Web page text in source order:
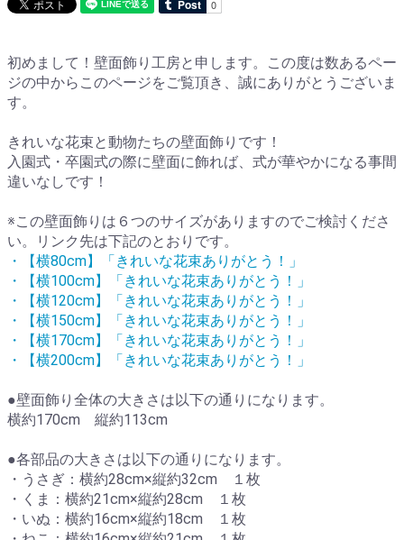
初めまして！壁面飾り工房と申します。この度は数あるペー
ジの中からこのページをご覧頂き、誠にありがとうございま
す。
きれいな花束と動物たちの壁面飾りです！
入園式・卒園式の際に壁面に飾れば、式が華やかになる事間
違いなしです！
※この壁面飾りは６つのサイズがありますのでご検討くださ
い。リンク先は下記のとおりです。
・【横80cm】「きれいな花束ありがとう！」
・【横100cm】「きれいな花束ありがとう！」
・【横120cm】「きれいな花束ありがとう！」
・【横150cm】「きれいな花束ありがとう！」
・【横170cm】「きれいな花束ありがとう！」
・【横200cm】「きれいな花束ありがとう！」
●壁面飾り全体の大きさは以下の通りになります。
横約170cm 縦約113cm
●各部品の大きさは以下の通りになります。
・うさぎ：横約28cm×縦約32cm １枚
・くま：横約21cm×縦約28cm １枚
・いぬ：横約16cm×縦約18cm １枚